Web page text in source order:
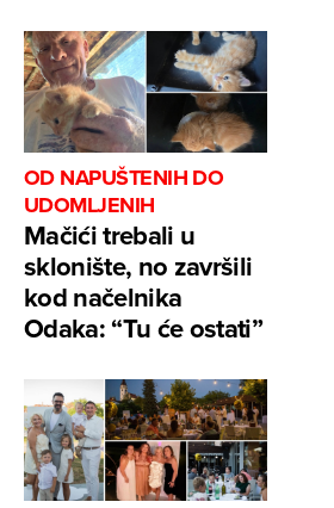
OD NAPUŠTENIH DO
UDOMLJENIH
Mačići trebali u
sklonište, no završili
kod načelnika
Odaka: “Tu će ostati”